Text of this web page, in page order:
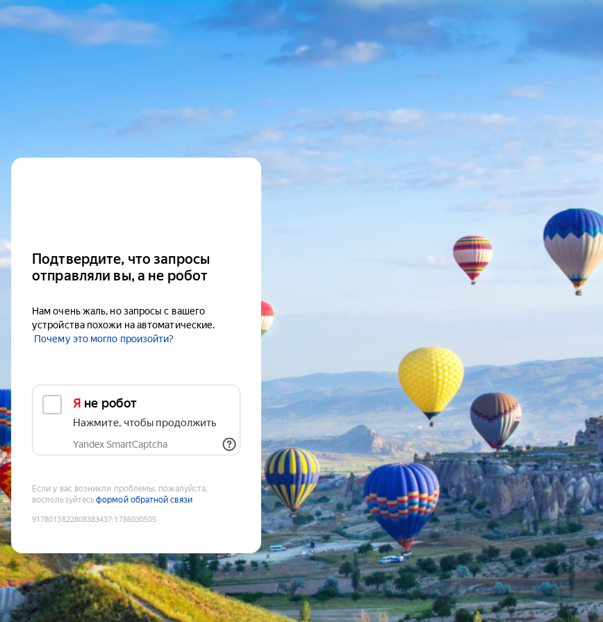
Подтвердите, что запросы
отправляли вы, а не робот
Нам очень жаль, но запросы с вашего
устройства похожи на автоматические.
Почему это могло произойти?
Я не робот
Нажмите, чтобы продолжить
Yandex SmartCaptcha
Если у вас возникли проблемы, пожалуйста,
воспользуйтесьформой обратной связи
9178013822808383437:1786030505